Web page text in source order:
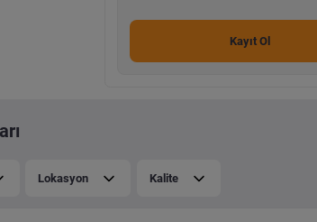
Kayıt Ol
Lokasyon Kalite